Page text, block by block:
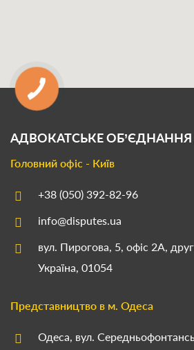
АДВОКАТСЬКЕ ОБ’ЄДНАННЯ
Головний офіс - Київ
+38 (050) 392-82-96
info@disputes.ua
вул. Пирогова, 5, офіс 2А,
Україна, 01054
Представництво в м. Одеса
Одеса, вул.